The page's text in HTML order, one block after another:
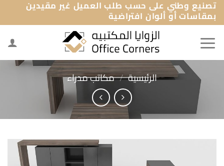
تخطي
للمحتوى
تصنيع وطني على حسب طلب العميل غير مقيدين
بمقاسات أو ألوان افتراضية
الرئيسية / مكاتب مدراء